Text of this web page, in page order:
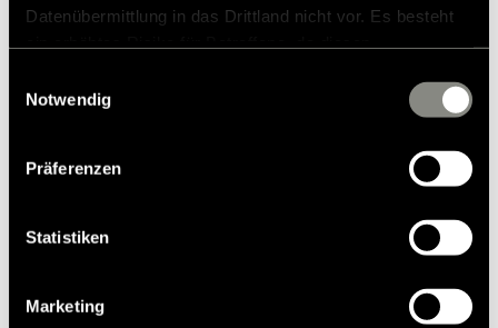
Datenübermittlung in das Drittland nicht vor. Es besteht
zustehen. Eingesetzte Dienstleister können Daten für
zusammenführen. Weitere Informationen finden Sie in
unsererDatenschutzerklärung
. Akzeptieren Sie oder
Einstellungen aus, erteilen Sie uns Ihre Einwilligung zur
Verarbeitung Ihrer Daten zu den genannten Zwecken. Die
nicht erforderlich und kann jederzeit über die
Notwendig
Präferenzen
Statistiken
Marketing
Pressekontakt
88339 Bad Waldsee